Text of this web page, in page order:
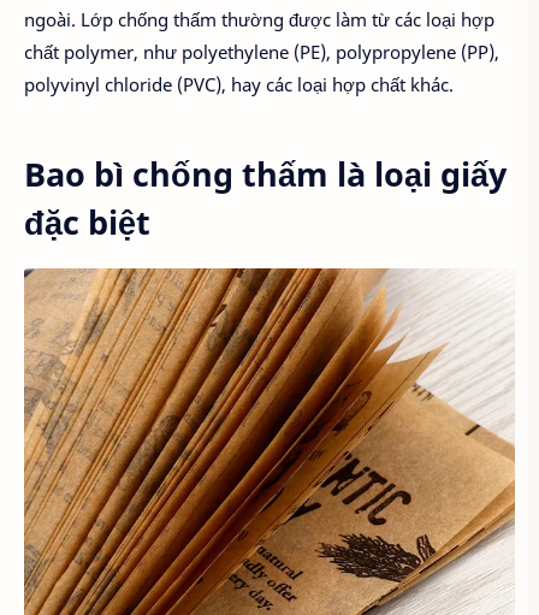
ngoài. Lớp chống thấm thường được làm từ các loại hợp
chất polymer, như polyethylene (PE), polypropylene (PP),
polyvinyl chloride (PVC), hay các loại hợp chất khác.
Bao bì chống thấm là loại giấy
đặc biệt